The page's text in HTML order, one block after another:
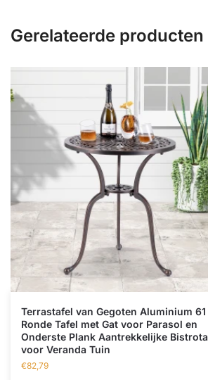
Gerelateerde producten
Terrastafel van Gegoten Aluminium 61
Ronde Tafel met Gat voor Parasol en
Onderste Plank Aantrekkelijke
voor Veranda Tuin
€82,79